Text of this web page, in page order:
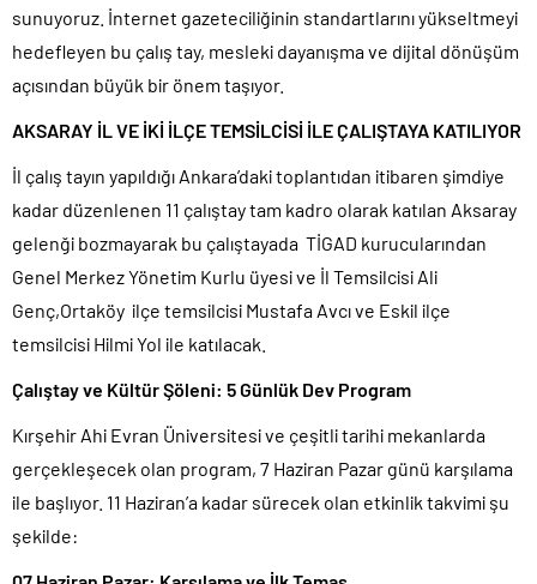
sunuyoruz. İnternet gazeteciliğinin standartlarını yükseltmeyi
hedefleyen bu çalış tay, mesleki dayanışma ve dijital dönüşüm
açısından büyük bir önem taşıyor.
AKSARAY İL VE İKİ İLÇE TEMSİLCİSİ İLE ÇALIŞTAYA KATILIYOR
İl çalış tayın yapıldığı Ankara’daki toplantıdan itibaren şimdiye
kadar düzenlenen 11 çalıştay tam kadro olarak katılan Aksaray
gelenği bozmayarak bu çalıştayada TİGAD kurucularından
Genel Merkez Yönetim Kurlu üyesi ve İl Temsilcisi Ali
Genç,Ortaköy ilçe temsilcisi Mustafa Avcı ve Eskil ilçe
temsilcisi Hilmi Yol ile katılacak.
Çalıştay ve Kültür Şöleni: 5 Günlük Dev Program
Kırşehir Ahi Evran Üniversitesi ve çeşitli tarihi mekanlarda
gerçekleşecek olan program, 7 Haziran Pazar günü karşılama
ile başlıyor. 11 Haziran’a kadar sürecek olan etkinlik takvimi şu
şekilde: